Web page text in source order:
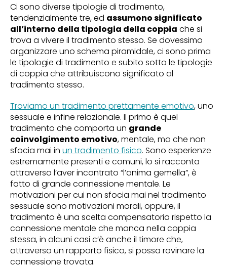
Ci sono diverse tipologie di tradimento,
tendenzialmente tre, ed assumono significato
all’interno della tipologia della coppia che si
trova a vivere il tradimento stesso. Se dovessimo
organizzare uno schema piramidale, ci sono prima
le tipologie di tradimento e subito sotto le tipologie
di coppia che attribuiscono significato al
tradimento stesso.
Troviamo un tradimento prettamente emotivo, uno
sessuale e infine relazionale. Il primo è quel
tradimento che comporta un grande
coinvolgimento emotivo, mentale, ma che non
sfocia mai in un tradimento fisico. Sono esperienze
estremamente presenti e comuni, lo si racconta
attraverso l’aver incontrato “l’anima gemella”, è
fatto di grande connessione mentale. Le
motivazioni per cui non sfocia mai nel tradimento
sessuale sono motivazioni morali, oppure, il
tradimento è una scelta compensatoria rispetto la
connessione mentale che manca nella coppia
stessa, in alcuni casi c’è anche il timore che,
attraverso un rapporto fisico, si possa rovinare la
connessione trovata.